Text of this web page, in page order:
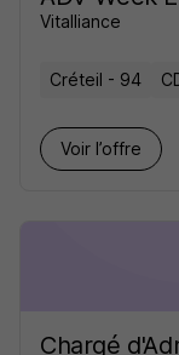
Vitalliance
Créteil - 94
Voir l’offre
Chargé